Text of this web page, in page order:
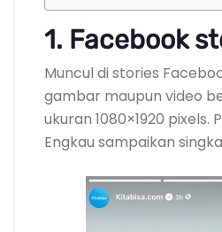
1. Facebook
Muncul di stories
gambar maupun video
ukuran 1080×1920 pixels.
Engkau sampaikan